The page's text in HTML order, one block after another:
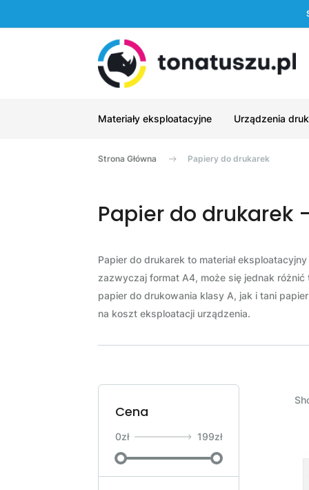
Materiały eksploatacyjne Urządzenia
Strona Główna Papiery do drukarek
Papier do drukarek
Papier do drukarek to materiał
zazwyczaj format A4, może się jednak
papier do drukowania klasy A, jak i tani
na koszt eksploatacji urządzenia.
Cena
0zł 199zł